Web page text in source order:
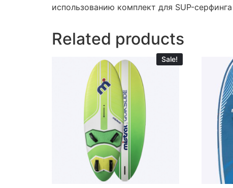
использованию комплект для SUP-
Related products
Sale!